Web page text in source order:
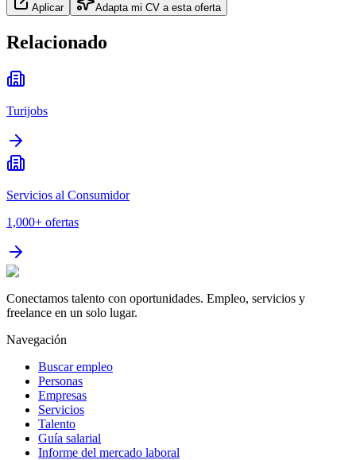
Aplicar Adapta mi CV a esta oferta
Relacionado
Turijobs
Servicios al Consumidor
1,000+ ofertas
Conectamos talento con oportunidades. Empleo, servicios y
freelance en un solo lugar.
Navegación
Buscar empleo
Personas
Empresas
Servicios
Talento
Guía salarial
Informe del mercado laboral